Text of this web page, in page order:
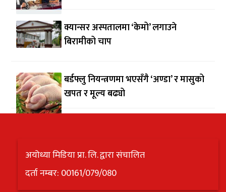
क्यान्सर अस्पतालमा ‘केमो’ लगाउने
बिरामीको चाप
बर्डफ्लु नियन्त्रणमा भएसँगै ‘अण्डा’ र मासुको
खपत र मूल्य बढ्यो
अयोध्या मिडिया प्रा. लि. द्वारा संचालित
दर्ता नम्बर: 00161/079/080